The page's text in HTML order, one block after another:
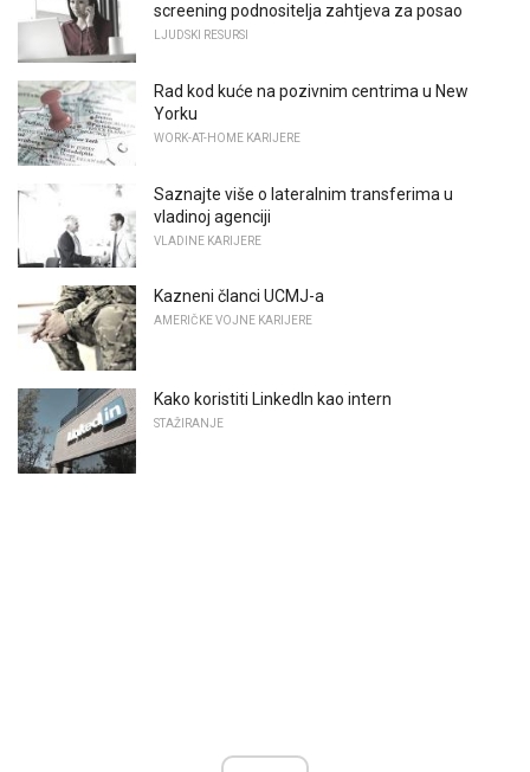
screening podnositelja zahtjeva za posao
LJUDSKI RESURSI
Rad kod kuće na pozivnim centrima u New
Yorku
WORK-AT-HOME KARIJERE
Saznajte više o lateralnim transferima u
vladinoj agenciji
VLADINE KARIJERE
Kazneni članci UCMJ-a
AMERIČKE VOJNE KARIJERE
Kako koristiti LinkedIn kao intern
STAŽIRANJE